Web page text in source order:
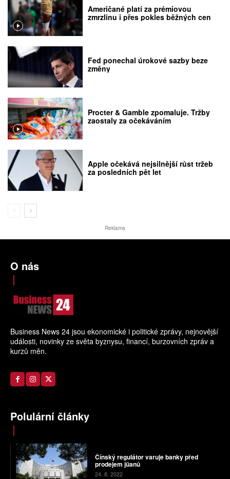
Američané platí za prémiovou
zmrzlinu i přes pokles běžných cen
Fed ponechal úrokové sazby beze
změny
Procter & Gamble zpomaluje. Tržby
zaostaly za očekáváním
Apple očekává nejsilnější růst tržeb
za posledních pět let
Reklama
O nás
Business News 24 jsou ekonomické i politické zprávy, nejnovější
události, novinky ze světa byznysu, financí, burzovních zpráv a
kurzů měn.
Polulární články
Čínský regulátor varuje banky před
prodejem jüanů
24. 8. 2022